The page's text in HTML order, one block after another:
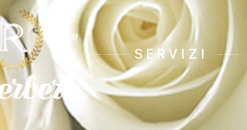
SERVIZI